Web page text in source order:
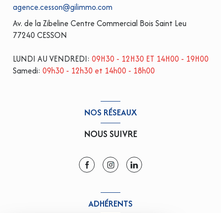
agence.cesson@gilimmo.com
Av. de la Zibeline Centre Commercial Bois Saint Leu
77240 CESSON
LUNDI AU VENDREDI: 09H30 - 12H30 ET 14H00 - 19H00
Samedi: 09h30 - 12h30 et 14h00 - 18h00
NOS RÉSEAUX
NOUS SUIVRE
ADHÉRENTS